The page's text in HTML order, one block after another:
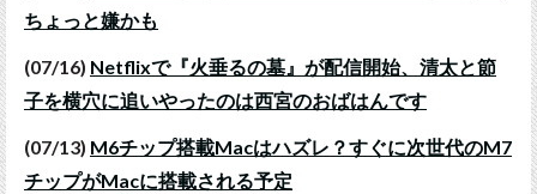
ちょっと嫌かも
(07/16) Netflixで『火垂るの墓』が配信開始、清太と節
子を横穴に追いやったのは西宮のおばはんです
(07/13) M6チップ搭載Macはハズレ？すぐに次世代のM7
チップがMacに搭載される予定